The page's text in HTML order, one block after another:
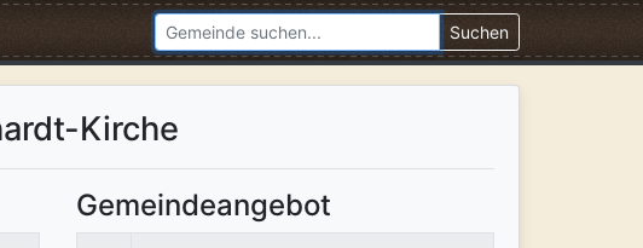
Suchen
Kirche
Gemeindeangebot